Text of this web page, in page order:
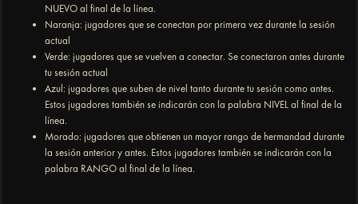
NUEVO al final de la línea.
Naranja: jugadores que se conectan por primera vez durante la sesión
actual
Verde: jugadores que se vuelven a conectar. Se conectaron antes durante
tu sesión actual
Azul: jugadores que suben de nivel tanto durante tu sesión como antes.
Estos jugadores también se indicarán con la palabra NIVEL al final de la
línea.
Morado: jugadores que obtienen un mayor rango de hermandad durante
la sesión anterior y antes. Estos jugadores también se indicarán con la
palabra RANGO al final de la línea.